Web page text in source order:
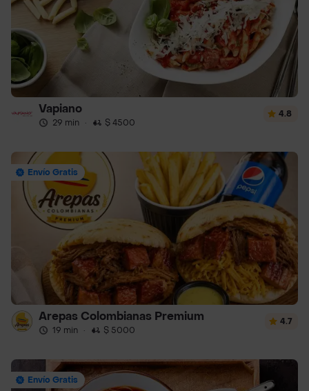
Vapiano
29 min · $ 4500
4.8
Envío Gratis
Arepas Colombianas Premium
19 min · $ 5000
4.7
Envío Gratis